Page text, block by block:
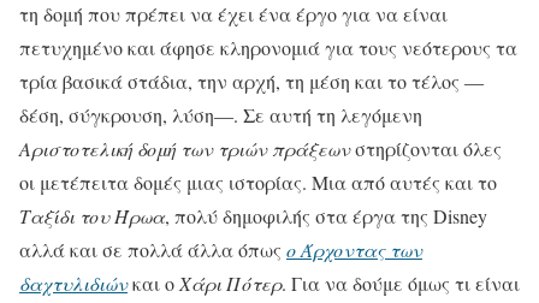
τη δομή που πρέπει να έχει ένα έργο για να είναι
πετυχημένο και άφησε κληρονομιά για τους νεότερους τα
τρία βασικά στάδια, την αρχή, τη μέση και το τέλος ―
δέση, σύγκρουση, λύση―. Σε αυτή τη λεγόμενη
Αριστοτελική δομή των τριών πράξεωνστηρίζονται όλες
οι μετέπειτα δομές μιας ιστορίας. Μια από αυτές και το
Ταξίδι του Ήρωα, πολύ δημοφιλής στα έργα της Disney
αλλά και σε πολλά άλλα όπως ο Άρχοντας των
δαχτυλιδιώνκαι ο Χάρι Πότερ. Για να δούμε όμως τι είναι